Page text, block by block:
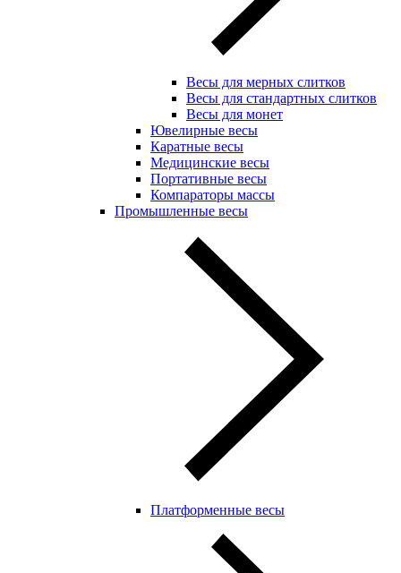
Весы для мерных слитков
Весы для стандартных слитков
Весы для монет
Ювелирные весы
Каратные весы
Медицинские весы
Портативные весы
Компараторы массы
Промышленные весы
Платформенные весы